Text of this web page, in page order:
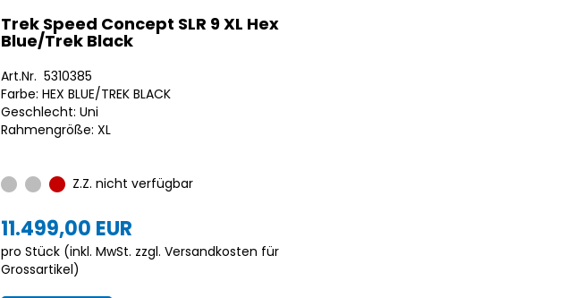
Trek Speed Concept SLR 9 XL Hex
Blue/Trek Black
Art.Nr. 5310385
Farbe: HEX BLUE/TREK BLACK
Geschlecht: Uni
Rahmengröße: XL
Z.Z. nicht verfügbar
11.499,00 EUR
pro Stück (inkl. MwSt. zzgl. Versandkosten für
Grossartikel)